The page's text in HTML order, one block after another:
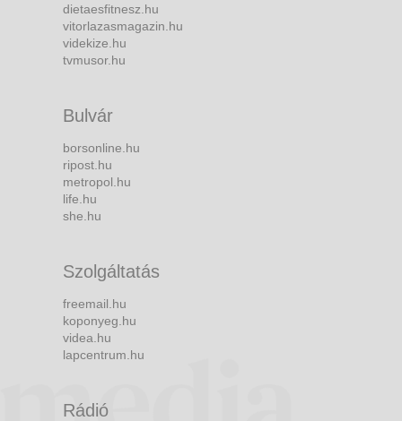
dietaesfitnesz.hu
vitorlazasmagazin.hu
videkize.hu
tvmusor.hu
Bulvár
borsonline.hu
ripost.hu
metropol.hu
life.hu
she.hu
Szolgáltatás
freemail.hu
koponyeg.hu
videa.hu
lapcentrum.hu
Rádió